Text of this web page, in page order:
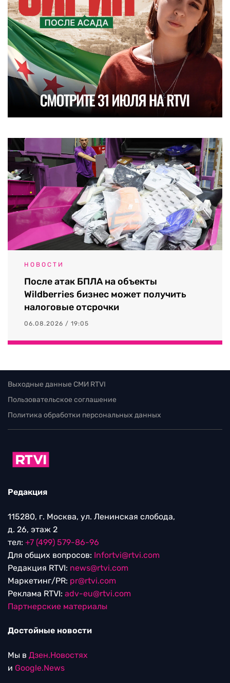
НОВОСТИ
После атак БПЛА на объекты
Wildberries бизнес может получить
налоговые отсрочки
06.08.2026 / 19:05
Выходные данные СМИ RTVI
Пользовательское соглашение
Политика обработки персональных данных
Редакция
115280, г. Москва, ул. Ленинская слобода,
д. 26, этаж 2
тел: +7 (499) 579-86-96
Для общих вопросов: Infortvi@rtvi.com
Редакция RTVI: news@rtvi.com
Маркетинг/PR: pr@rtvi.com
Реклама RTVI: adv-eu@rtvi.com
Партнерские материалы
Достойные новости
Мы в Дзен.Новостях
и Google.News